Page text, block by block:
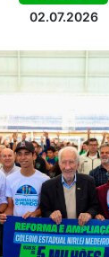
02.07.2026